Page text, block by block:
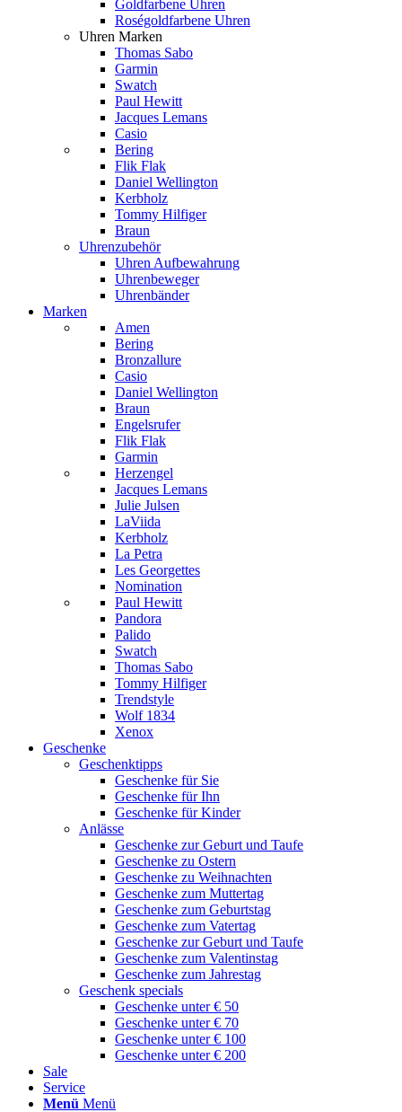
Goldfarbene Uhren
Roségoldfarbene Uhren
Uhren Marken
Thomas Sabo
Garmin
Swatch
Paul Hewitt
Jacques Lemans
Casio
Bering
Flik Flak
Daniel Wellington
Kerbholz
Tommy Hilfiger
Braun
Uhrenzubehör
Uhren Aufbewahrung
Uhrenbeweger
Uhrenbänder
Marken
Amen
Bering
Bronzallure
Casio
Daniel Wellington
Braun
Engelsrufer
Flik Flak
Garmin
Herzengel
Jacques Lemans
Julie Julsen
LaViida
Kerbholz
La Petra
Les Georgettes
Nomination
Paul Hewitt
Pandora
Palido
Swatch
Thomas Sabo
Tommy Hilfiger
Trendstyle
Wolf 1834
Xenox
Geschenke
Geschenktipps
Geschenke für Sie
Geschenke für Ihn
Geschenke für Kinder
Anlässe
Geschenke zur Geburt und Taufe
Geschenke zu Ostern
Geschenke zu Weihnachten
Geschenke zum Muttertag
Geschenke zum Geburtstag
Geschenke zum Vatertag
Geschenke zur Geburt und Taufe
Geschenke zum Valentinstag
Geschenke zum Jahrestag
Geschenk specials
Geschenke unter € 50
Geschenke unter € 70
Geschenke unter € 100
Geschenke unter € 200
Sale
Service
Menü Menü